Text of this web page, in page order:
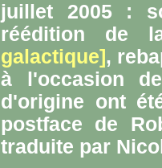
juillet 2005 :
réédition de
galactique],
à l'occasion
d'origine ont
postface de
traduite par